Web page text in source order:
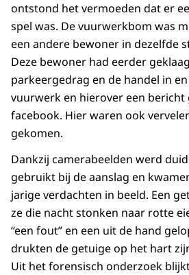
ontstond het vermoeden dat er
spel was. De vuurwerkbom was
een andere bewoner in dezelfde
Deze bewoner had eerder
parkeergedrag en de handel in
vuurwerk en hierover een bericht
facebook. Hier waren ook
gekomen.
Dankzij camerabeelden werd
gebruikt bij de aanslag en
jarige verdachten in beeld. Een
ze die nacht stonken naar rotte
“een fout” en een uit de hand
drukten de getuige op het hart
Uit het forensisch onderzoek